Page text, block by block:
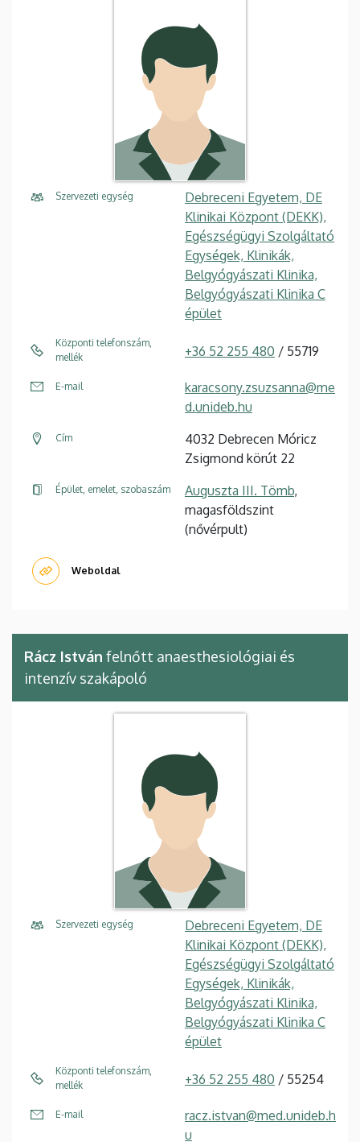
Szervezeti egység
Debreceni Egyetem, DE
Klinikai Központ (DEKK),
Egészségügyi Szolgáltató
Egységek, Klinikák,
Belgyógyászati Klinika,
Belgyógyászati Klinika C
épület
Központi telefonszám,
mellék
+36 52 255 480 / 55719
E-mail
karacsony.zsuzsanna@me
d.unideb.hu
Cím
4032 Debrecen Móricz
Zsigmond körút 22
Épület, emelet, szobaszám Auguszta III. Tömb,
magasföldszint
(nővérpult)
Weboldal
Rácz István felnőtt anaesthesiológiai és
intenzív szakápoló
Szervezeti egység
Debreceni Egyetem, DE
Klinikai Központ (DEKK),
Egészségügyi Szolgáltató
Egységek, Klinikák,
Belgyógyászati Klinika,
Belgyógyászati Klinika C
épület
Központi telefonszám,
mellék
+36 52 255 480 / 55254
E-mail
racz.istvan@med.unideb.h
u